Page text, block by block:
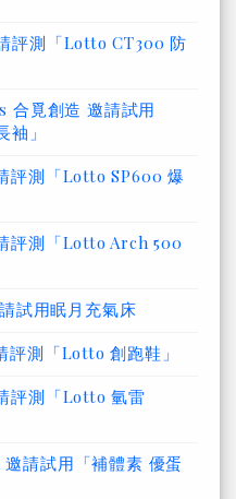
評測「Lotto CT300 防
合覓創造 邀請試用
袖」
評測「Lotto SP600 爆
評測「Lotto Arch 500
試用眠月充氣床
測「Lotto 創跑鞋」
評測「Lotto 氫雷
請試用「補體素 優蛋